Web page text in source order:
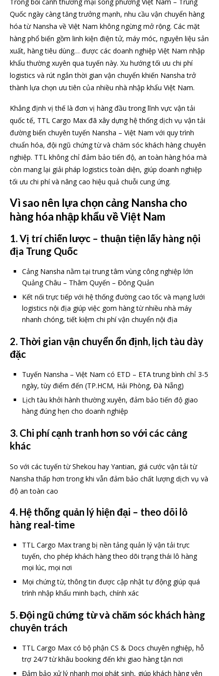
Quốc ngày càng tăng trưởng mạnh, nhu cầu vận chuyển hàng
hóa từ Nansha về Việt Nam không ngừng mở rộng. Các mặt
hàng phổ biến gồm linh kiện điện tử, máy móc, nguyên liệu sản
xuất, hàng tiêu dùng… được các doanh nghiệp Việt Nam nhập
khẩu thường xuyên qua tuyến này. Xu hướng tối ưu chi phí
logistics và rút ngắn thời gian vận chuyển khiến Nansha trở
thành lựa chọn ưu tiên của nhiều nhà nhập khẩu Việt Nam.
Khẳng định vị thế là đơn vị hàng đầu trong lĩnh vực vận tải
quốc tế, TTL Cargo Max đã xây dựng hệ thống dịch vụ vận tải
đường biển chuyên tuyến Nansha – Việt Nam với quy trình
chuẩn hóa, đội ngũ chứng từ và chăm sóc khách hàng chuyên
nghiệp. TTL không chỉ đảm bảo tiến độ, an toàn hàng hóa mà
còn mang lại giải pháp logistics toàn diện, giúp doanh nghiệp
tối ưu chi phí và nâng cao hiệu quả chuỗi cung ứng.
Vì sao nên lựa chọn cảng Nansha cho
hàng hóa nhập khẩu về Việt Nam
1. Vị trí chiến lược – thuận tiện lấy hàng nội
địa Trung Quốc
Cảng Nansha nằm tại trung tâm vùng công nghiệp lớn
Quảng Châu – Thâm Quyến – Đông Quản
Kết nối trực tiếp với hệ thống đường cao tốc và mạng lưới
logistics nội địa giúp việc gom hàng từ nhiều nhà máy
nhanh chóng, tiết kiệm chi phí vận chuyển nội địa
2. Thời gian vận chuyển ổn định, lịch tàu dày
đặc
Tuyến Nansha – Việt Nam có ETD – ETA trung bình chỉ 3-5
ngày, tùy điểm đến (TP.HCM, Hải Phòng, Đà Nẵng)
Lịch tàu khởi hành thường xuyên, đảm bảo tiến độ giao
hàng đúng hẹn cho doanh nghiệp
3. Chi phí cạnh tranh hơn so với các cảng
khác
So với các tuyến từ Shekou hay Yantian, giá cước vận tải từ
Nansha thấp hơn trong khi vẫn đảm bảo chất lượng dịch vụ và
độ an toàn cao
4. Hệ thống quản lý hiện đại – theo dõi lô
hàng real-time
TTL Cargo Max trang bị nền tảng quản lý vận tải trực
tuyến, cho phép khách hàng theo dõi trạng thái lô hàng
mọi lúc, mọi nơi
Mọi chứng từ, thông tin được cập nhật tự động giúp quá
trình nhập khẩu minh bạch, chính xác
5. Đội ngũ chứng từ và chăm sóc khách hàng
chuyên trách
TTL Cargo Max có bộ phận CS & Docs chuyên nghiệp, hỗ
trợ 24/7 từ khâu booking đến khi giao hàng tận nơi
Đảm bảo xử lý nhanh mọi phát sinh, giúp khách hàng yên